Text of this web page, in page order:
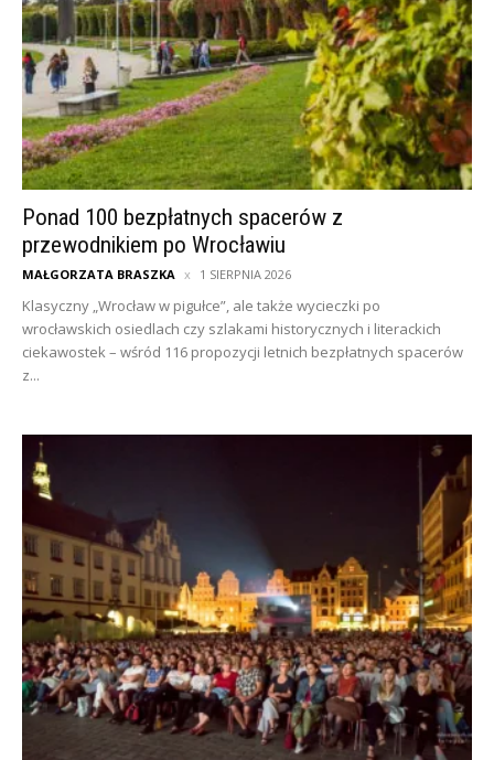
Ponad 100 bezpłatnych spacerów z
przewodnikiem po Wrocławiu
MAŁGORZATA BRASZKA 1 SIERPNIA 2026
Klasyczny „Wrocław w pigułce”, ale także wycieczki po
wrocławskich osiedlach czy szlakami historycznych i literackich
ciekawostek – wśród 116 propozycji letnich bezpłatnych spacerów
z...